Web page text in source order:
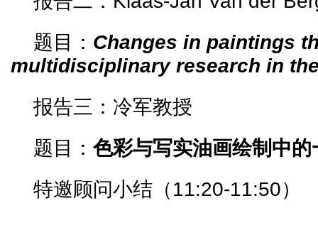
题目： Changes in paintings
multidisciplinary research in
报告三：冷军教授
题目： 色彩与写实油画绘制中的
特邀顾问小结（11:20-11:50）